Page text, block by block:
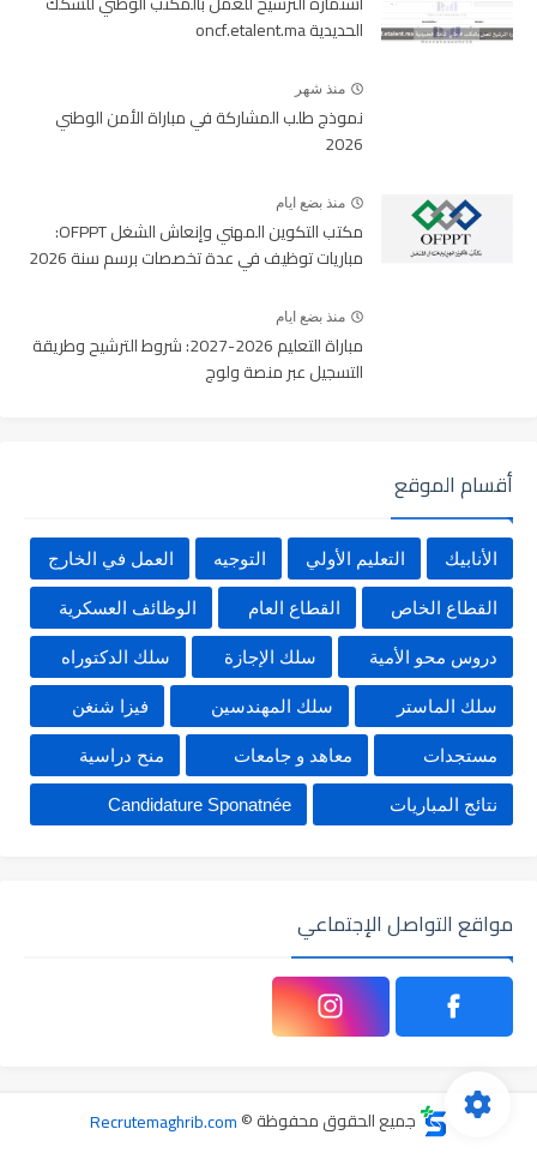
الحديدية oncf.etalent.ma
منذ شهر
نموذج طلب المشاركة في مباراة الأمن الوطني
2026
منذ بضع ايام
مكتب التكوين المهني وإنعاش الشغل OFPPT:
مباريات توظيف في عدة تخصصات برسم سنة 2026
منذ بضع ايام
مباراة التعليم 2026-2027: شروط الترشيح وطريقة
التسجيل عبر منصة ولوج
أقسام الموقع
الأنابيك التعليم الأولي التوجيه العمل في الخارج
القطاع الخاص القطاع العام الوظائف العسكرية
دروس محو الأمية سلك الإجازة سلك الدكتوراه
سلك الماستر سلك المهندسين فيزا شنغن
مستجدات معاهد و جامعات منح دراسية
نتائج المباريات Candidature Sponatnée
مواقع التواصل الإجتماعي
جميع الحقوق محفوظة ©Recrutemaghrib.com